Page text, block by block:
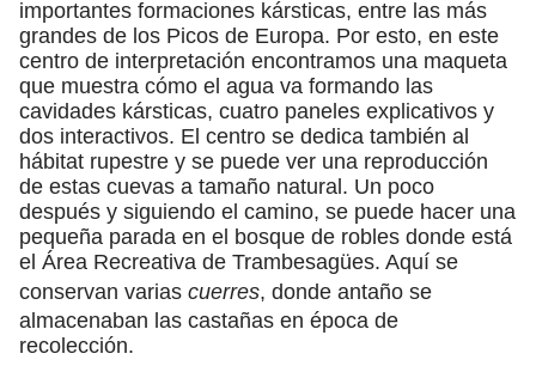
importantes formaciones kársticas, entre las más
grandes de los Picos de Europa. Por esto, en este
centro de interpretación encontramos una maqueta
que muestra cómo el agua va formando las
cavidades kársticas, cuatro paneles explicativos y
dos interactivos. El centro se dedica también al
hábitat rupestre y se puede ver una reproducción
de estas cuevas a tamaño natural. Un poco
después y siguiendo el camino, se puede hacer una
pequeña parada en el bosque de robles donde está
el Área Recreativa de Trambesagües. Aquí se
conservan varias cuerres, donde antaño se
almacenaban las castañas en época de
recolección.